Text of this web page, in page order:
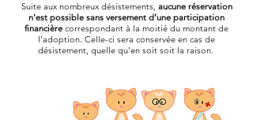
Suite aux nombreux désistements, aucune réservation
n'est possible sans versement d’une participation
financière correspondant à la moitié du montant de
l’adoption. Celle-ci sera conservée en cas de
désistement, quelle qu’en soit soit la raison.